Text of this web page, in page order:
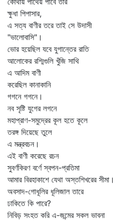
ক্ষুধা পিপাসার,
এ সত্য বাণীর তরে তাই সে উদাসী
"ভালোবাসি"।
ভোর হয়েছিল যবে যুগান্তের রাতি
আলোকের রশ্মিগুলি খুঁজি সাথি
এ আদিম বাণী
করেছিল কানাকানি
গগনে গগনে।
নব সৃষ্টি যুগের লগনে
মহাপ্রাণ-সমুদ্রের কূল হতে কূলে
তরঙ্গ দিয়েছে তুলে
এ মন্ত্রবচন।
এই বাণী করেছে রচন
সুবর্ণকিরণ বর্ণে স্বপন-প্রতিমা
আমার বিরহাকাশে যেথা অস্তশিখরের সীমা।
অবসাদ-গোধূলির ধূলিজাল তারে
ঢাকিতে কি পারে?
নিবিড় সংহত করি এ-জন্মের সকল ভাবনা